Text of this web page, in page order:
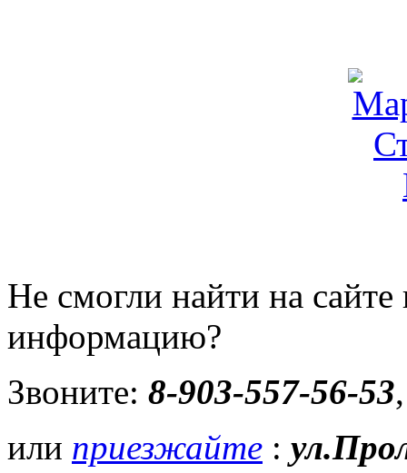
Не смогли найти на
информацию?
Звоните: 8-903-557-56-53
или приезжайте :